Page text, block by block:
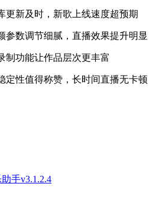
新及时，新歌上线速度超预期
数调节细腻，直播效果提升明显
功能让作品层次更丰富
性值得称赞，长时间直播无卡顿
手v3.1.2.4